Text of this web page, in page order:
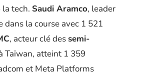
la tech. Saudi Aramco, leader
dans la course avec 1 521
, acteur clé dessemi-
Taïwan, atteint 1 359
et Meta Platforms